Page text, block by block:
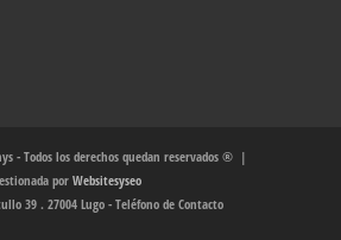
- Todos los derechos quedan reservados ® |
por Websitesyseo
39 . 27004 Lugo - Teléfono de Contacto